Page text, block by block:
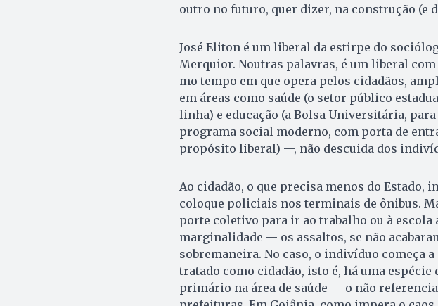
outro no futuro, quer di­zer, na construção (e
José Eliton é um liberal da es­tirpe do
Merquior. Nou­tras palavras, é um liberal
mo tempo em que opera pelos cidadãos,
em áreas como saúde (o setor público
linha) e educação (a Bolsa Uni­ver­sitária,
programa social mo­der­no, com porta de
propósito liberal) —, não descuida dos
Ao cidadão, o que precisa me­nos do Estado,
coloque po­liciais nos terminais de ônibus.
porte coletivo para ir ao tra­balho ou à escola
marginalidade — os assaltos, se não
sobremaneira. No caso, o indivíduo começa
tratado como cidadão, isto é, há uma
primário na área de saúde — o não